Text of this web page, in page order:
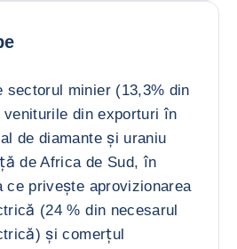
sectorul minier (13,3% din
veniturile din exporturi în
de diamante și uraniu
de Africa de Sud, în
ce privește aprovizionarea
(24 % din necesarul
și comerțul